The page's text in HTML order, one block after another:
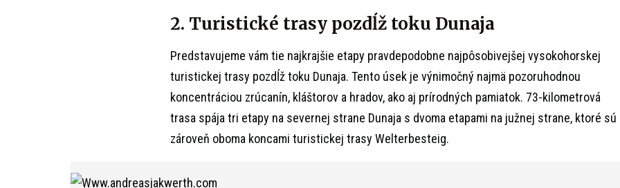
2. Turistické trasy pozdĺž toku Dunaja
Predstavujeme vám tie najkrajšie etapy pravdepodobne najpôsobivejšej vysokohorskej
turistickej trasy pozdĺž toku Dunaja. Tento úsek je výnimočný najmä pozoruhodnou
koncentráciou zrúcanín, kláštorov a hradov, ako aj prírodných pamiatok. 73-kilometrová
trasa spája tri etapy na severnej strane Dunaja s dvoma etapami na južnej strane, ktoré sú
zároveň oboma koncami turistickej trasy Welterbesteig.